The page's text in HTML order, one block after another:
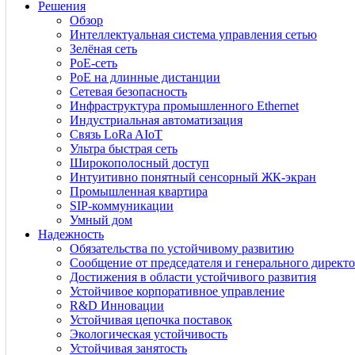
Решения
Обзор
Интеллектуальная система управления сетью
Зелёная сеть
PoE-сеть
PoE на длинные дистанции
Сетевая безопасность
Инфраструктура промышленного Ethernet
Индустриальная автоматизация
Связь LoRa AIoT
Ультра быстрая сеть
Широкополосный доступ
Интуитивно понятный сенсорный ЖК-экран
Промышленная квартира
SIP-коммуникации
Умный дом
Надежность
Обязательства по устойчивому развитию
Сообщение от председателя и генерального
Достижения в области устойчивого развития
Устойчивое корпоративное управление
R&D Инновации
Устойчивая цепочка поставок
Экологическая устойчивость
Устойчивая занятость